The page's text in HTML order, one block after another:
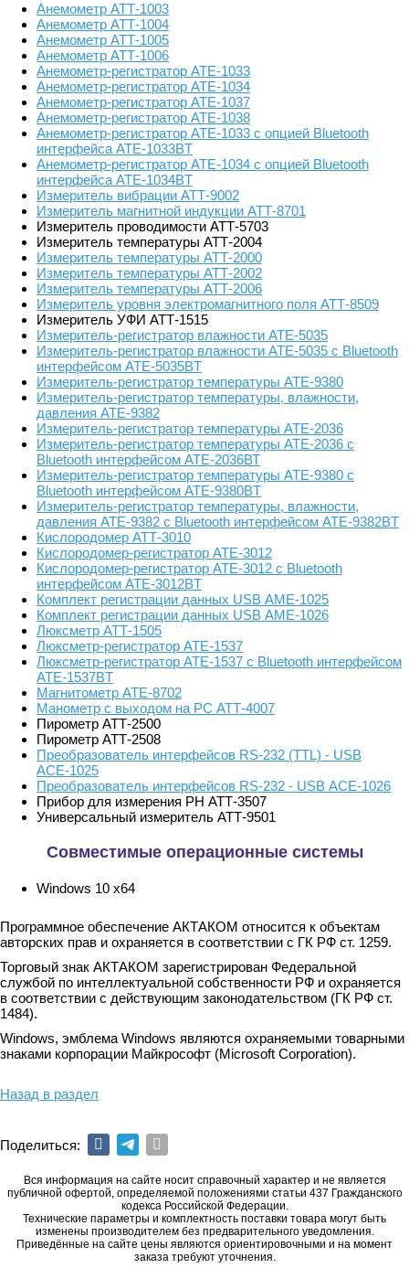
Анемометр АТТ-1003
Анемометр АТТ-1004
Анемометр АТТ-1005
Анемометр АТТ-1006
Анемометр-регистратор АТЕ-1033
Анемометр-регистратор АТЕ-1034
Анемометр-регистратор АТЕ-1037
Анемометр-регистратор АТЕ-1038
Анемометр-регистратор АТЕ-1033 с опцией Bluetooth
интерфейса АТЕ-1033BT
Анемометр-регистратор АТЕ-1034 с опцией Bluetooth
интерфейса АТЕ-1034BT
Измеритель вибрации АТТ-9002
Измеритель магнитной индукции АТТ-8701
Измеритель проводимости АТТ-5703
Измеритель температуры АТТ-2004
Измеритель температуры АТТ-2000
Измеритель температуры АТТ-2002
Измеритель температуры АТТ-2006
Измеритель уровня электромагнитного поля АТТ-8509
Измеритель УФИ АТТ-1515
Измеритель-регистратор влажности АТЕ-5035
Измеритель-регистратор влажности АТЕ-5035 с Bluetooth
интерфейсом АТЕ-5035BT
Измеритель-регистратор температуры АТЕ-9380
Измеритель-регистратор температуры, влажности,
давления АТЕ-9382
Измеритель-регистратор температуры АТЕ-2036
Измеритель-регистратор температуры АТЕ-2036 с
Bluetooth интерфейсом АТЕ-2036ВТ
Измеритель-регистратор температуры АТЕ-9380 с
Bluetooth интерфейсом АТЕ-9380BT
Измеритель-регистратор температуры, влажности,
давления АТЕ-9382 с Bluetooth интерфейсом АТЕ-9382BT
Кислородомер АТТ-3010
Кислородомер-регистратор АТЕ-3012
Кислородомер-регистратор АТЕ-3012 с Bluetooth
интерфейсом АТЕ-3012BT
Комплект регистрации данных USB АМЕ-1025
Комплект регистрации данных USB АМЕ-1026
Люксметр АТТ-1505
Люксметр-регистратор АТЕ-1537
Люксметр-регистратор АТЕ-1537 с Bluetooth интерфейсом
АТЕ-1537BT
Магнитометр АТЕ-8702
Манометр с выходом на РС АТТ-4007
Пирометр АТТ-2500
Пирометр АТТ-2508
Преобразователь интерфейсов RS-232 (TTL) - USB
АСЕ-1025
Преобразователь интерфейсов RS-232 - USB АСЕ-1026
Прибор для измерения РН АТТ-3507
Универсальный измеритель АТТ-9501
Совместимые операционные системы
Windows 10 x64
Программное обеспечение АКТАКОМ относится к объектам
авторских прав и охраняется в соответствии с ГК РФ ст. 1259.
Торговый знак АКТАКОМ зарегистрирован Федеральной
службой по интеллектуальной собственности РФ и охраняется
в соответствии с действующим законодательством (ГК РФ ст.
1484).
Windows, эмблема Windows являются охраняемыми товарными
знаками корпорации Майкрософт (Microsoft Corporation).
Назад в раздел
Поделиться:
Вся информация на сайте носит справочный характер и не является
публичной офертой, определяемой положениями статьи 437 Гражданского
кодекса Российской Федерации.
Технические параметры и комплектность поставки товара могут быть
изменены производителем без предварительного уведомления.
Приведённые на сайте цены являются ориентировочными и на момент
заказа требуют уточнения.